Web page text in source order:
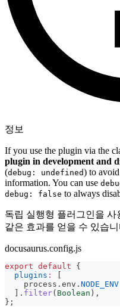
정보
If you use the plugin via the
plugin in development and
(debug: undefined) to
information. You can use
debug: false to always
독립 실행형 플러그인을
같은 효과를 얻을 수 있습니
docusaurus.config.js
export default
{
plugins :
[
    process
. env . NODE_ENV
] . filter( Boolean ) ,
} ;